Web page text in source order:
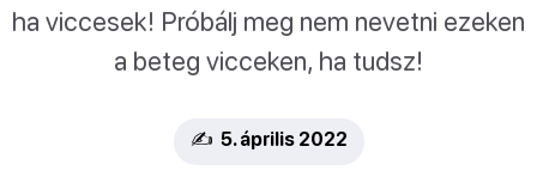
ha viccesek! Próbálj meg nem nevetni ezeken
a beteg vicceken, ha tudsz!
✍️ 5. április 2022